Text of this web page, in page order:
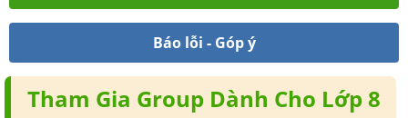
Báo lỗi - Góp ý
Tham Gia Group Dành Cho Lớp 8